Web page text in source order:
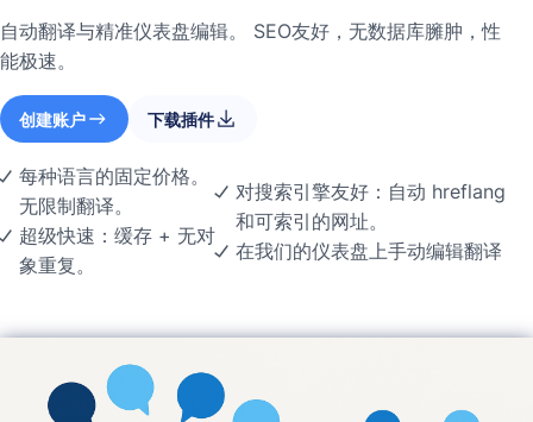
自动翻译与精准仪表盘编辑。 SEO友好，无数据库臃肿，性
能极速。
创建账户 下载插件
每种语言的固定价格。
无限制翻译。
超级快速：缓存 + 无对
象重复。
对搜索引擎友好：自动 hreflang
和可索引的网址。
在我们的仪表盘上手动编辑翻译